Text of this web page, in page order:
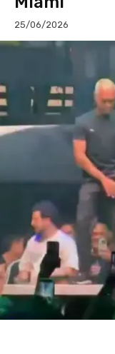
25/06/2026